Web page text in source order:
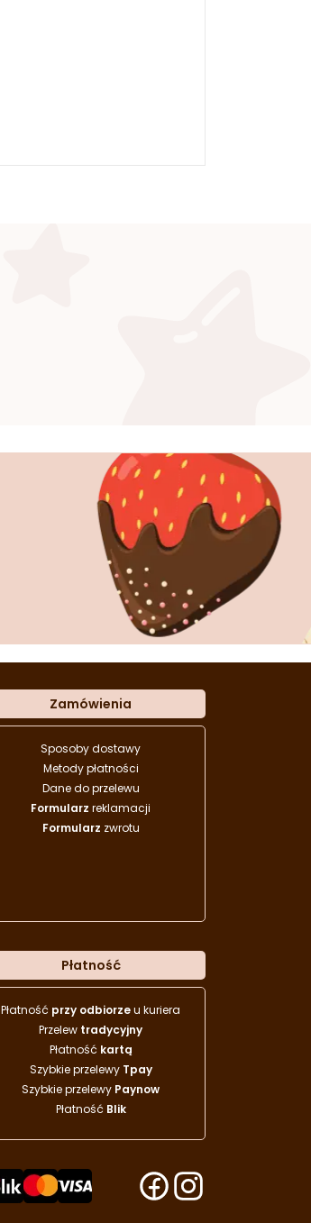
Zamówienia
Sposoby dostawy
Metody płatności
Dane do przelewu
Formularz reklamacji
Formularz zwrotu
Płatność
Płatność przy odbiorzeu kuriera
Przelew tradycyjny
Płatność kartą
Szybkie przelewy Tpay
Szybkie przelewy Paynow
Płatność Blik